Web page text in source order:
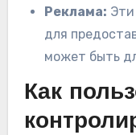
Реклама:
для
может быть
Как